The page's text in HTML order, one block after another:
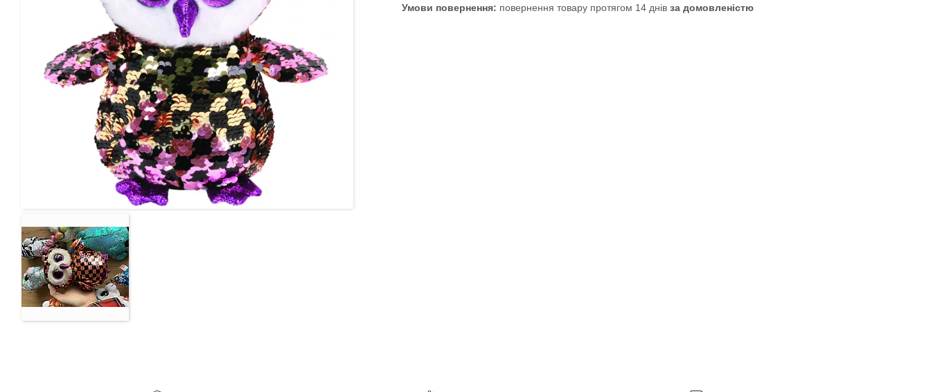
повернення товару протягом 14 днів за домовленістю